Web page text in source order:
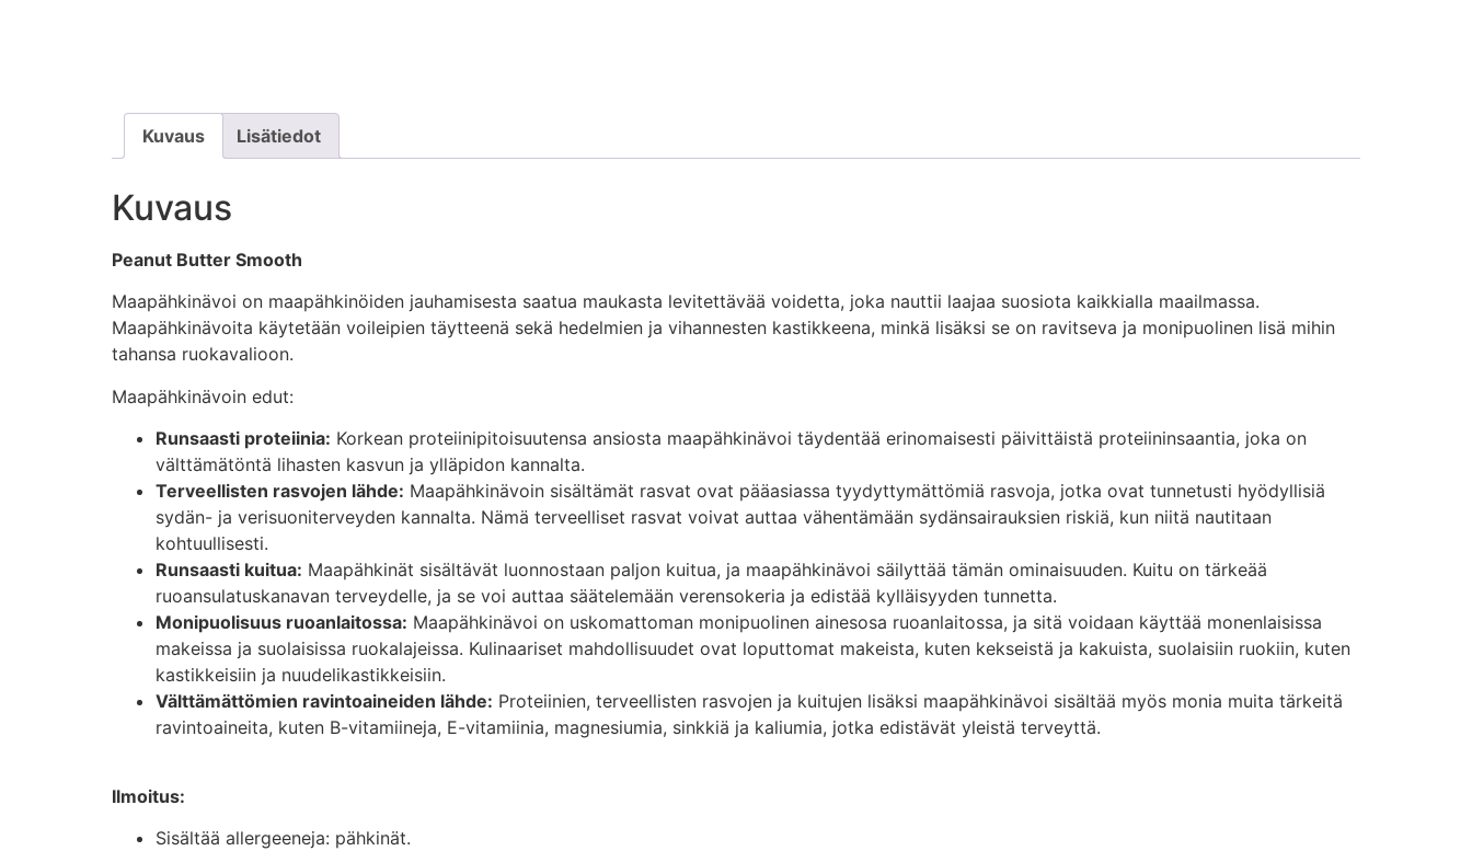
Kuvaus Lisätiedot
Kuvaus
Peanut Butter Smooth
Maapähkinävoi on maapähkinöiden jauhamisesta saatua maukasta levitettävää voidetta, joka nauttii laajaa suosiota kaikkialla maailmassa.
Maapähkinävoita käytetään voileipien täytteenä sekä hedelmien ja vihannesten kastikkeena, minkä lisäksi se on ravitseva ja monipuolinen lisä mihin
tahansa ruokavalioon.
Maapähkinävoin edut:
Runsaasti proteiinia: Korkean proteiinipitoisuutensa ansiosta maapähkinävoi täydentää erinomaisesti päivittäistä proteiininsaantia, joka on
välttämätöntä lihasten kasvun ja ylläpidon kannalta.
Terveellisten rasvojen lähde: Maapähkinävoin sisältämät rasvat ovat pääasiassa tyydyttymättömiä rasvoja, jotka ovat tunnetusti hyödyllisiä
sydän- ja verisuoniterveyden kannalta. Nämä terveelliset rasvat voivat auttaa vähentämään sydänsairauksien riskiä, kun niitä nautitaan
kohtuullisesti.
Runsaasti kuitua: Maapähkinät sisältävät luonnostaan paljon kuitua, ja maapähkinävoi säilyttää tämän ominaisuuden. Kuitu on tärkeää
ruoansulatuskanavan terveydelle, ja se voi auttaa säätelemään verensokeria ja edistää kylläisyyden tunnetta.
Monipuolisuus ruoanlaitossa: Maapähkinävoi on uskomattoman monipuolinen ainesosa ruoanlaitossa, ja sitä voidaan käyttää monenlaisissa
makeissa ja suolaisissa ruokalajeissa. Kulinaariset mahdollisuudet ovat loputtomat makeista, kuten kekseistä ja kakuista, suolaisiin ruokiin, kuten
kastikkeisiin ja nuudelikastikkeisiin.
Välttämättömien ravintoaineiden lähde: Proteiinien, terveellisten rasvojen ja kuitujen lisäksi maapähkinävoi sisältää myös monia muita tärkeitä
ravintoaineita, kuten B-vitamiineja, E-vitamiinia, magnesiumia, sinkkiä ja kaliumia, jotka edistävät yleistä terveyttä.
Ilmoitus:
Sisältää allergeeneja: pähkinät.